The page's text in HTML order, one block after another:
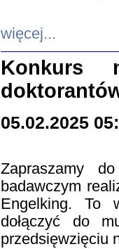
więcej...
Konkurs
05.02.2025
Zapraszamy
badawczym
Engelking. To
dołączyć do
przedsięwzięciu